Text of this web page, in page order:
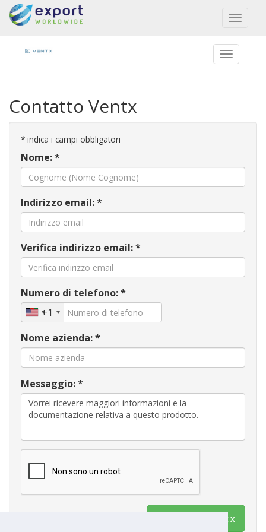
Toggle
Contatto Ventx
* indica i campi obbligatori
Nome: *
Indirizzo email: *
Verifica indirizzo email: *
Numero di telefono: *
+1
Nome azienda: *
Messaggio: *
Contatto Ventx